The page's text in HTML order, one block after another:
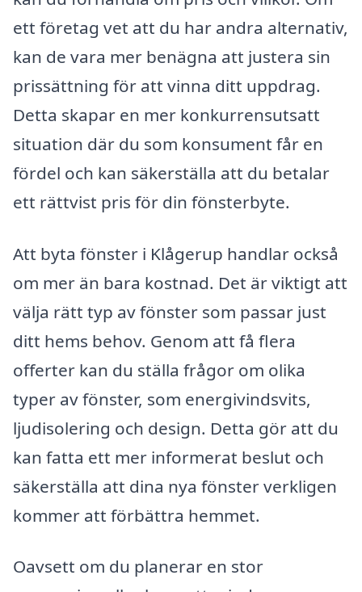
ett företag vet att du har andra alternativ,
kan de vara mer benägna att justera sin
prissättning för att vinna ditt uppdrag.
Detta skapar en mer konkurrensutsatt
situation där du som konsument får en
fördel och kan säkerställa att du betalar
ett rättvist pris för din fönsterbyte.
Att byta fönster i Klågerup handlar också
om mer än bara kostnad. Det är viktigt att
välja rätt typ av fönster som passar just
ditt hems behov. Genom att få flera
offerter kan du ställa frågor om olika
typer av fönster, som energivindsvits,
ljudisolering och design. Detta gör att du
kan fatta ett mer informerat beslut och
säkerställa att dina nya fönster verkligen
kommer att förbättra hemmet.
Oavsett om du planerar en stor